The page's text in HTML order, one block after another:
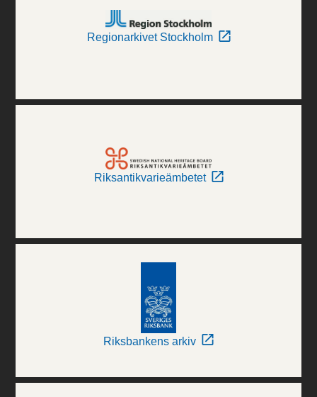
Regionarkivet Stockholm
Riksantikvarieämbetet
Riksbankens arkiv